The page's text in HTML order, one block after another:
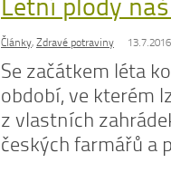
Letní plody
Články, Zdravé potraviny 13.7.2016
Se začátkem léta
období, ve kterém
z vlastních
českých farmářů a